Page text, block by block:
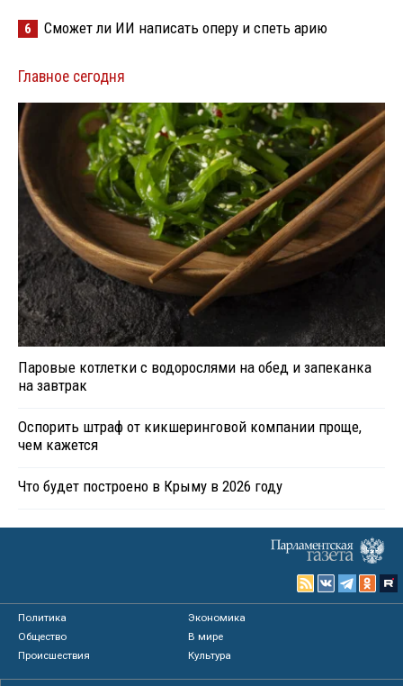
6 Сможет ли ИИ написать оперу и спеть арию
Главное сегодня
Паровые котлетки с водорослями на обед и запеканка
на завтрак
Оспорить штраф от кикшеринговой компании проще,
чем кажется
Что будет построено в Крыму в 2026 году
Политика
Экономика
Общество
В мире
Происшествия
Культура